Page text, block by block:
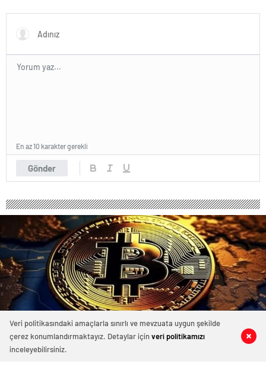
0 0
Gönder
En az 10 karakter gerekli
Bitcoin’de alıcılar bant üzerindeki
0 0
Veri politikasındaki amaçlarla sınırlı ve mevzuata uygun şekilde
çerez konumlandırmaktayız. Detaylar içinveri politikamızı
inceleyebilirsiniz.